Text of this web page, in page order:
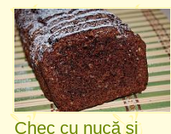
Chec cu nucă și